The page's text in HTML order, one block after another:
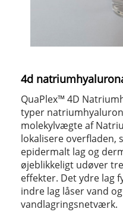
4d
QuaPlex™ 4D
typer
molekylvægte af
lokalisere overfladen,
epidermalt lag og
øjeblikkeligt udøver
effekter. Det ydre lag
indre lag låser vand
vandlagringsnetværk.